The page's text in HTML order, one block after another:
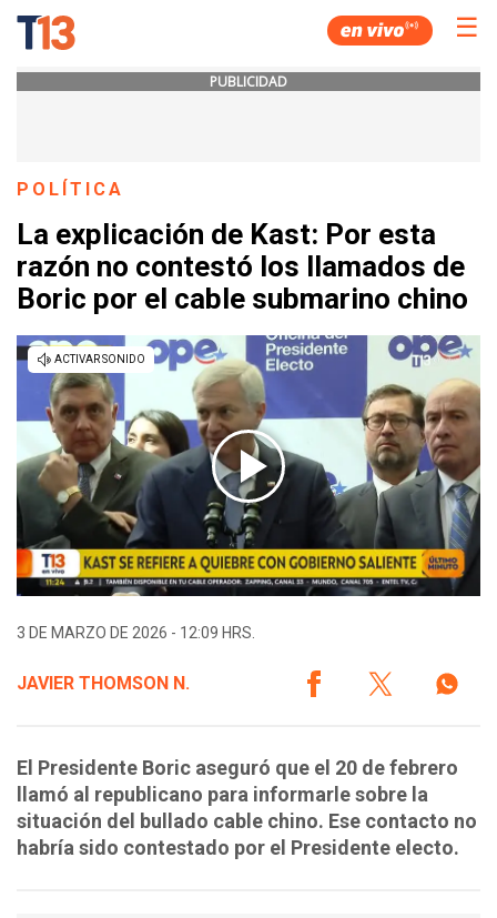
☰
PUBLICIDAD
POLÍTICA
La explicación de Kast: Por esta
razón no contestó los llamados de
Boric por el cable submarino chino
3 DE MARZO DE 2026 - 12:09 HRS.
JAVIER THOMSON N.
El Presidente Boric aseguró que el 20 de febrero
llamó al republicano para informarle sobre la
situación del bullado cable chino. Ese contacto no
habría sido contestado por el Presidente electo.